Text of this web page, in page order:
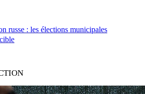
russe : les élections municipales